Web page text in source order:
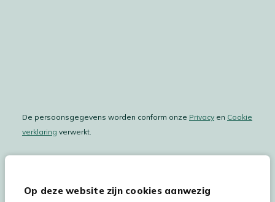
Op deze website zijn cookies aanwezig
De persoonsgegevens worden conform onze Privacy en Cookie
verklaring verwerkt.
Hulp & service